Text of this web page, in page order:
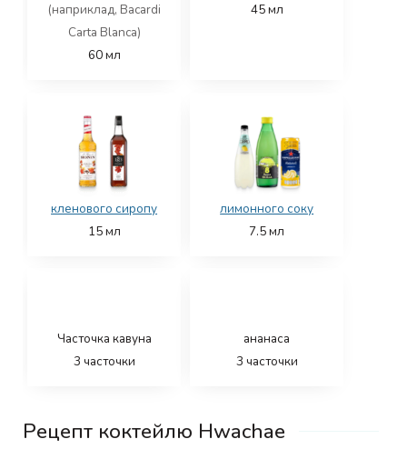
(наприклад, Bacardi
Carta Blanca)
60мл
45мл
кленового сиропу
15мл
лимонного соку
7.5мл
Часточка кавуна
3 часточки
ананаса
3 часточки
Рецепт коктейлю Hwachae